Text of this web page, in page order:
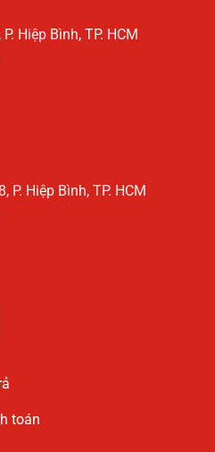
Hiệp Bình, TP. HCM
Hiệp Bình, TP. HCM
toán